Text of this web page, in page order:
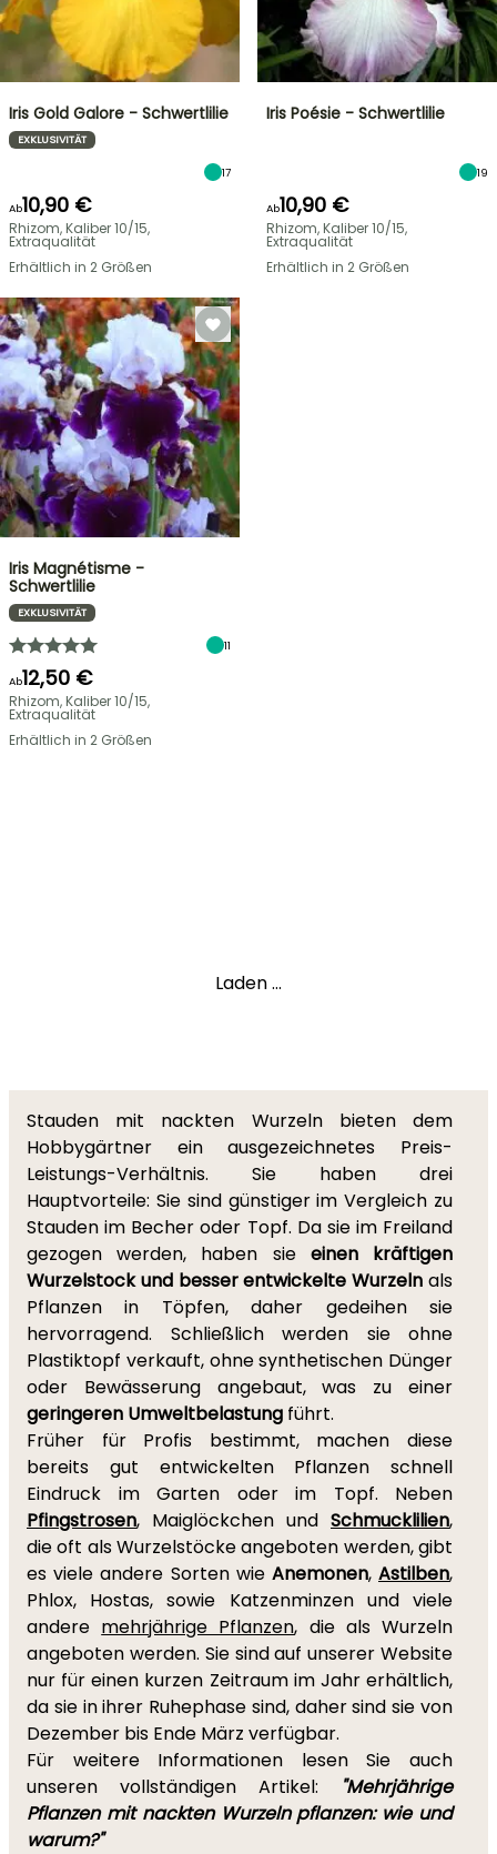
Iris Gold Galore - Schwertlilie
EXKLUSIVITÄT
17
Ab10,90 €
Rhizom, Kaliber 10/15,
Extraqualität
Erhältlich in 2 Größen
Iris Poésie - Schwertlilie
19
Ab10,90 €
Rhizom, Kaliber 10/15,
Extraqualität
Erhältlich in 2 Größen
Iris Magnétisme -
Schwertlilie
EXKLUSIVITÄT
11
Ab12,50 €
Rhizom, Kaliber 10/15,
Extraqualität
Erhältlich in 2 Größen
Laden ...
Stauden mit nackten Wurzeln bieten dem
Hobbygärtner ein ausgezeichnetes Preis-
Leistungs-Verhältnis. Sie haben drei
Hauptvorteile: Sie sind günstiger im Vergleich zu
Stauden im Becher oder Topf. Da sie im Freiland
gezogen werden, haben sieeinen kräftigen
Wurzelstock und besser entwickelte Wurzeln als
Pflanzen in Töpfen, daher gedeihen sie
hervorragend. Schließlich werden sie ohne
Plastiktopf verkauft, ohne synthetischen Dünger
oder Bewässerung angebaut, was zu einer
geringeren Umweltbelastung führt.
Früher für Profis bestimmt, machen diese
bereits gut entwickelten Pflanzen schnell
Eindruck im Garten oder im Topf. Neben
Pfingstrosen, Maiglöckchen und Schmucklilien,
die oft als Wurzelstöcke angeboten werden, gibt
es viele andere Sorten wie Anemonen,Astilben,
Phlox, Hostas, sowie Katzenminzen und viele
andere mehrjährige Pflanzen, die als Wurzeln
angeboten werden. Sie sind auf unserer Website
nur für einen kurzen Zeitraum im Jahr erhältlich,
da sie in ihrer Ruhephase sind, daher sind sie von
Dezember bis Ende März verfügbar.
Für weitere Informationen lesen Sie auch
unseren vollständigen Artikel:
"Mehrjährige
Pflanzen mit nackten Wurzeln pflanzen: wie und
warum?"